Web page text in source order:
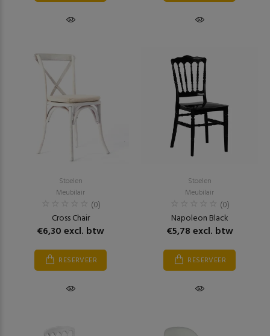
Stoelen
Meubilair
(0)
Cross Chair
€6,30 excl. btw
RESERVEER
Stoelen
Meubilair
(0)
Napoleon Black
€5,78 excl. btw
RESERVEER